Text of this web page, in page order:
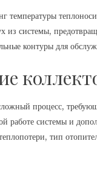
температуры
из системы,
контуры для
процесс,
работе системы и
тип